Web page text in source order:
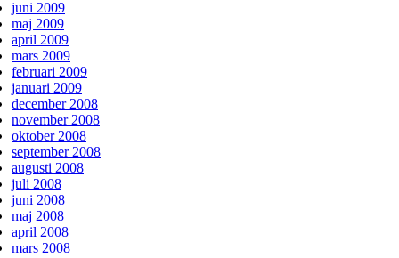
juni 2009
maj 2009
april 2009
mars 2009
februari 2009
januari 2009
december 2008
november 2008
oktober 2008
september 2008
augusti 2008
juli 2008
juni 2008
maj 2008
april 2008
mars 2008